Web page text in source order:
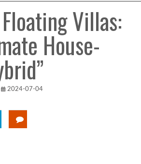
Floating Villas:
House-
2024-07-04